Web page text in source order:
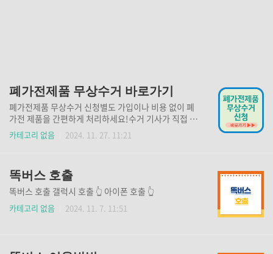
폐가전제품 무상수거 바로가기
폐가전제품 무상수거 신청별도 가입이나 비용 없이 폐
가전 제품을 간편하게 처리하세요!수거 기사가 직접 방
문하여 수거해 드리니, 보다 간편하게 가전제품 처리가
가능합니다. 단, 지역마다 이용 가능한 요일이 다를 수
간 : 월 ~ 금(08:00 ~ 18:00) ■ 휴무일 : 매주 토·일·
공휴일 ■ 온라인신청 : 🔍 무상방문수거신청 ■ 문의
전화 : 1599-0903 폐가전제품 배출 관련 주의사항 에
어컨, 벽걸이 TV, 빔프로젝터 등 설치된 제품은철거가
카테고리 없음 2024. 11. 27. 11:21
똑버스 호출
똑버스 호출 갤럭시 호출 👆 아이폰 호출 👆
카테고리 없음 2024. 11. 7. 11:51